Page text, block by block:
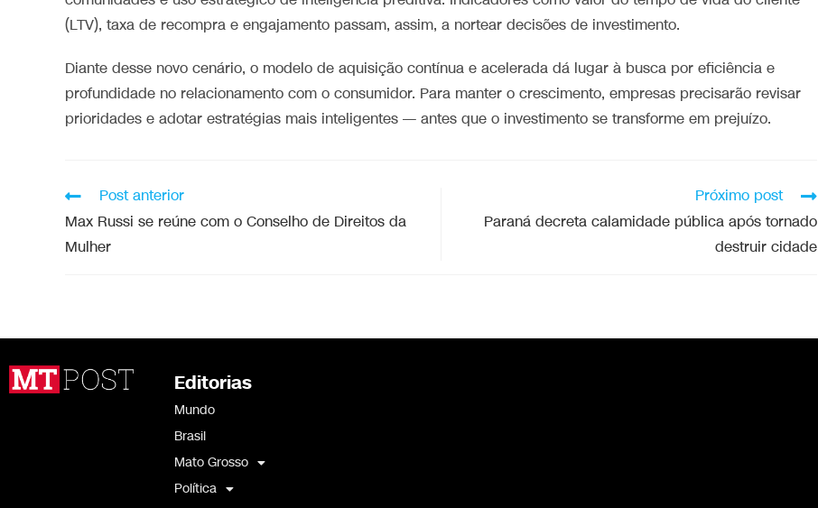
(LTV), taxa de recompra e engajamento passam, assim, a nortear decisões de investimento.
Diante desse novo cenário, o modelo de aquisição contínua e acelerada dá lugar à busca por eficiência e
profundidade no relacionamento com o consumidor. Para manter o crescimento, empresas precisarão revisar
prioridades e adotar estratégias mais inteligentes — antes que o investimento se transforme em prejuízo.
Post anterior
Max Russi se reúne com o Conselho de Direitos da
Mulher
Próximo post
Paraná decreta calamidade pública após tornado
destruir cidade
Editorias
Mundo
Brasil
Mato Grosso
Política